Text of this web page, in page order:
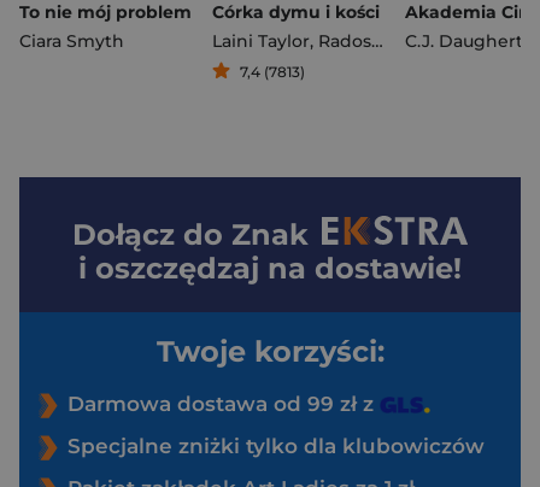
To nie mój problem
Ciara Smyth
Córka dymu i kości
Laini Taylor, Radosz Joanna Krystyna
7,4 (7813)
C.J. Daugherty
Dołącz do Znak
i oszczędzaj na dostawie!
Twoje korzyści:
Darmowa dostawa od 99 zł z
Specjalne zniżki tylko dla klubowiczów